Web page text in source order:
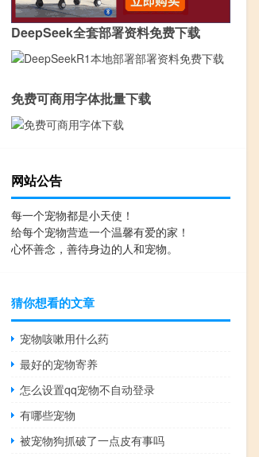
DeepSeek全套部署资料免费下载
免费可商用字体批量下载
网站公告
每一个宠物都是小天使！
给每个宠物营造一个温馨有爱的家！
心怀善念，善待身边的人和宠物。
猜你想看的文章
宠物咳嗽用什么药
最好的宠物寄养
怎么设置qq宠物不自动登录
有哪些宠物
被宠物狗抓破了一点皮有事吗